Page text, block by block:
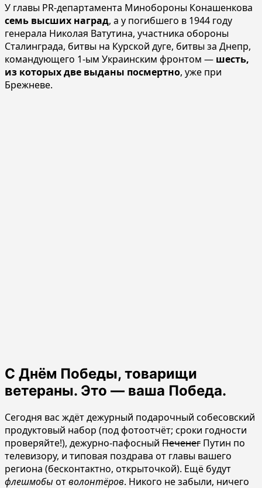
У главы PR-департамента Минобороны Конашенкова
семь высших наград, а у погибшего в 1944 году
генерала Николая Ватутина, участника обороны
Сталинграда, битвы на Курской дуге, битвы за Днепр,
командующего 1-ым Украинским фронтом — шесть,
из которых две выданы посмертно, уже при
Брежневе.
С Днём Победы, товарищи
ветераны. Это — ваша Победа.
Сегодня вас ждёт дежурный подарочный собесовский
продуктовый набор (под фотоотчёт; сроки годности
проверяйте!), дежурно-пафосный Печенег Путин по
телевизору, и типовая поздрава от главы вашего
региона (бесконтактно, открыточкой). Ещё будут
флешмобы отволонтёров. Никого не забыли, ничего